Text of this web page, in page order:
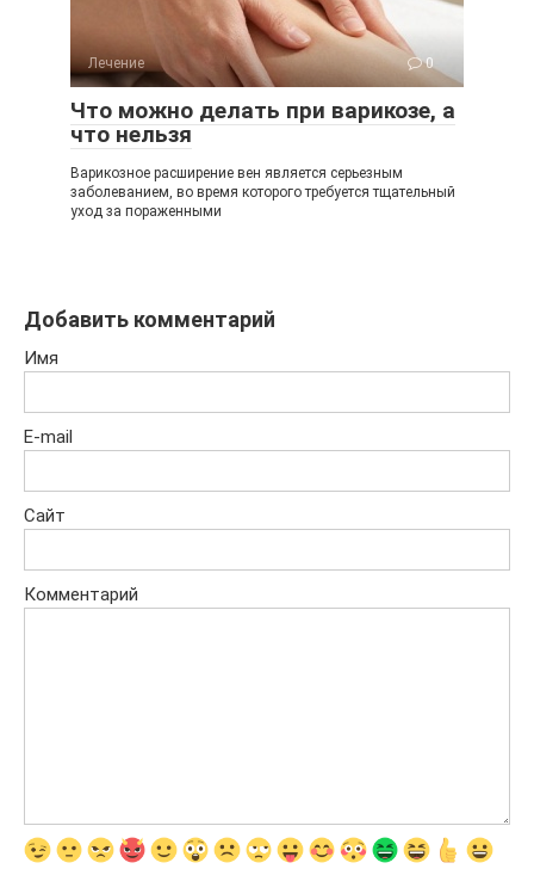
Лечение 0
Что можно делать при варикозе, а
что нельзя
Варикозное расширение вен является серьезным
заболеванием, во время которого требуется тщательный
уход за пораженными
Добавить комментарий
Имя
E-mail
Сайт
Комментарий